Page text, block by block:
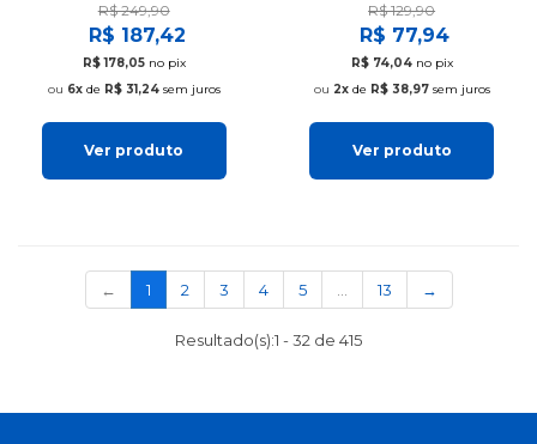
R$ 249,90
R$ 187,42
R$ 178,05 no pix
6xde R$ 31,24sem juros
Ver produto
R$ 129,90
R$ 77,94
R$ 74,04 no pix
2xde R$ 38,97sem juros
Ver produto
← 1(current)
2 3 4 5 … 13 →
Resultado(s):1 -32 de 415